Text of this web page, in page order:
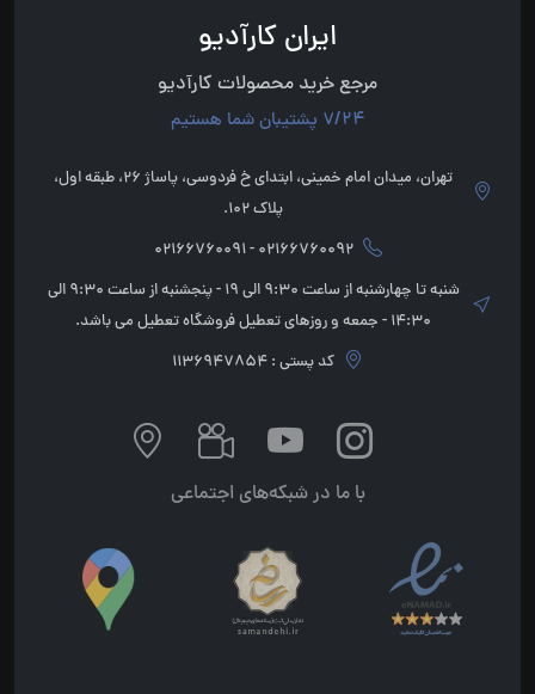
ایران کارآدیو
مرجع خرید محصولات کارآدیو
7/24 پشتیبان شما هستیم
تهران، میدان امام خمینی، ابتدای خ فردوسی، پاساژ 26، طبقه اول،
پلاک 102.
02166760092 - 02166760091
شنبه تا چهارشنبه از ساعت 9:30 الی 19 - پنجشنبه از ساعت 9:30 الی
14:30 - جمعه و روزهای تعطیل فروشگاه تعطیل می باشد.
کد پستی : 1136947854
با ما در شبکه‌های اجتماعی